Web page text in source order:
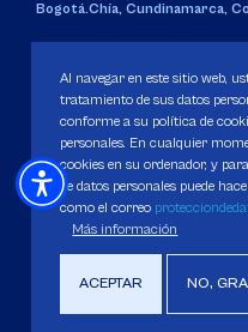
Bogotá.Chía, Cundinamarca,
Personería Jurídica:Resolución
Ministerio de Educación Nacional.
Política de Protección de
Derechos Pecuniarios
Al navegar en este sitio web,
tratamiento de sus datos
conforme a su política de
personales. En cualquier
cookies en su ordenador, y
de datos personales puede
como el correo
Más información
ACEPTAR NO,